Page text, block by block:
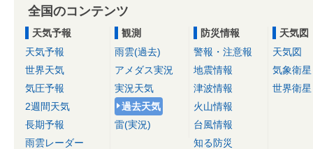
全国のコンテンツ
天気予報
天気予報
世界天気
気圧予報
2週間天気
長期予報
雨雲レーダー
観測
雨雲(過去)
アメダス実況
実況天気
過去天気
雷(実況)
防災情報
警報・注意報
地震情報
津波情報
火山情報
台風情報
知る防災
天気図
天気図
気象衛星
世界衛星